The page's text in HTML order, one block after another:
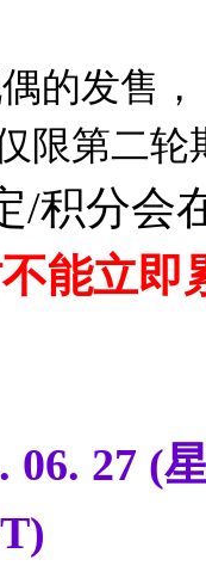
的发售，
仅限第二
/积分会
能立即
27 (